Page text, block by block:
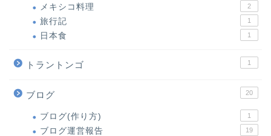
メキシコ料理 2
旅行記 1
日本食 1
トラントンゴ 1
ブログ 20
ブログ(作り方) 1
ブログ運営報告 19